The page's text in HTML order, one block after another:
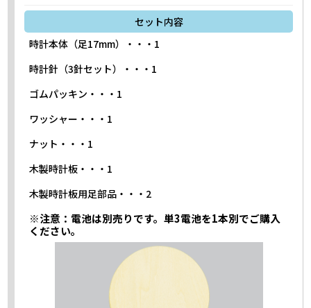
セット内容
時計本体（足17mm）・・・1
時計針（3針セット）・・・1
ゴムパッキン・・・1
ワッシャー・・・1
ナット・・・1
木製時計板・・・1
木製時計板用足部品・・・2
※注意：電池は別売りです。単3電池を1本別でご購入
ください。